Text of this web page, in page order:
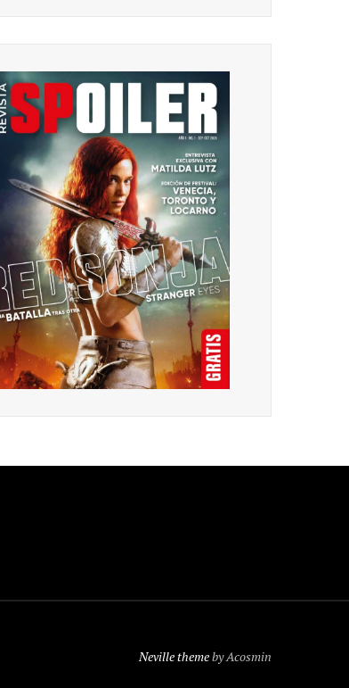
Neville themeby Acosmin